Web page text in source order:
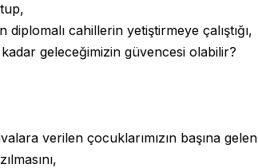
cahillerin yetiştirmeye çalıştığı,
kadar geleceğimizin güvencesi olabilir?
verilen çocuklarımızın başına gelen